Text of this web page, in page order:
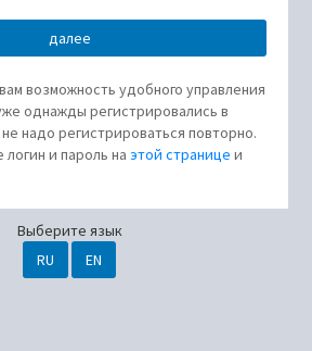
возможность удобного управления
однажды регистрировались в
надо регистрироваться повторно.
и пароль на этой странице и
Выберите язык